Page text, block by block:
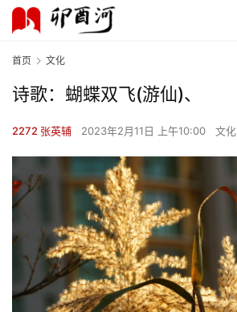
首页 文化
诗歌：蝴蝶双飞(游仙)、
2272 张英辅 2023年2月11日 上午10:00 文化